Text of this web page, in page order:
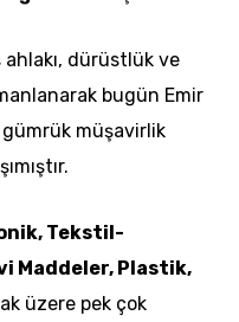
ahlakı, dürüstlük ve
bugün Emir
gümrük müşavirlik
Tekstil-
Maddeler, Plastik,
üzere pek çok